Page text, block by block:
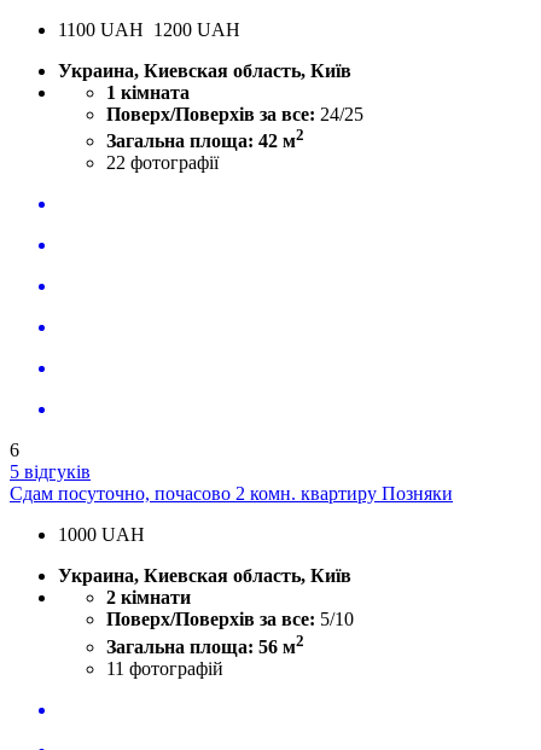
1100 UAH 1200 UAH
Украина, Киевская область, Київ
1 кімната
Поверх/Поверхів за все: 24/25
Загальна площа: 42 м2
22 фотографії
6
5 відгуків
Сдам посуточно, почасово 2 комн. квартиру Позняки
1000 UAH
Украина, Киевская область, Київ
2 кімнати
Поверх/Поверхів за все: 5/10
Загальна площа: 56 м2
11 фотографій